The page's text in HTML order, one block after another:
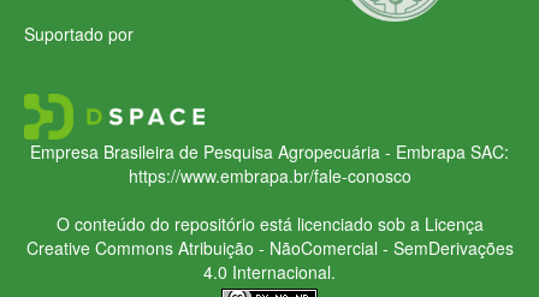
Suportado por
Empresa Brasileira de Pesquisa Agropecuária - Embrapa SAC:
https://www.embrapa.br/fale-conosco
O conteúdo do repositório está licenciado sob a Licença
Creative CommonsAtribuição - NãoComercial - SemDerivações
4.0 Internacional.